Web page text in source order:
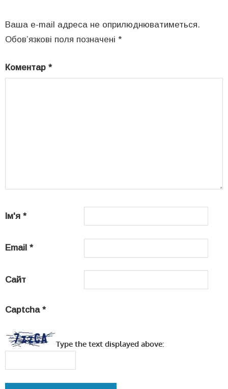
Ваша e-mail адреса не оприлюднюватиметься.
Обов’язкові поля позначені *
Коментар *
Ім'я *
Email *
Сайт
Captcha *
Type the text displayed above: